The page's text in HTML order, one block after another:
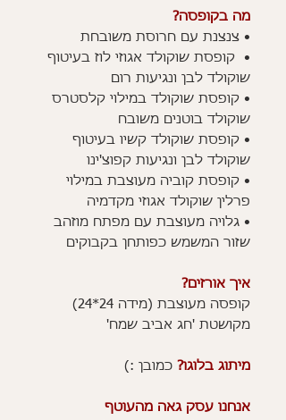
מה בקופסה?
• צנצנת עם חרוסת משובחת
• קופסת שוקולד אגוזי לוז בעיטוף
שוקולד לבן ונגיעות רום
• קופסת שוקולד במילוי קלסטרס
שוקולד בוטנים משובח
• קופסת שוקולד קשיו בעיטוף
שוקולד לבן ונגיעות קפוצ'ינו
• קופסת קוביה מעוצבת במילוי
פרלין שוקולד אגוזי מקדמיה
• גלויה מעוצבת עם מפתח מוזהב
שזור המשמש כפותחן בקבוקים
איך אורזים?
קופסה מעוצבת (מידה 24*24)
מקושטת 'חג אביב שמח'
מיתוג בלוגו? כמובן :)
אנחנו עסק גאה מהעוטף